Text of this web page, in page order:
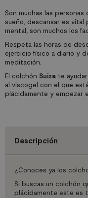
Son muchas las
sueño, descansar es vital
mental, son muchos los
Respeta las horas de
ejercicio físico a diario y
meditación.
El colchón Suiza te
al viscogel con el que
plácidamente y empezar
Descripción
¿Conoces ya los
Si buscas un colchón
plácidamente este es